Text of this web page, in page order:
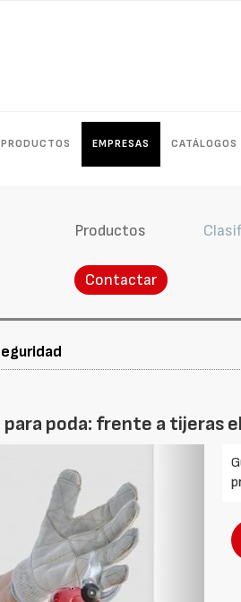
PRODUCTOS EMPRESAS CATÁLOGOS
Productos
Contactar
poda: frente a tijeras